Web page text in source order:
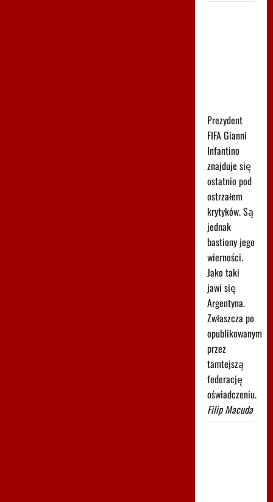
Prezydent
FIFA Gianni
Infantino
znajduje się
ostatnio pod
ostrzałem
krytyków. Są
jednak
bastiony jego
wierności.
Jako taki
jawi się
Argentyna.
Zwłaszcza po
opublikowanym
przez
tamtejszą
federację
oświadczeniu.
Filip Macuda